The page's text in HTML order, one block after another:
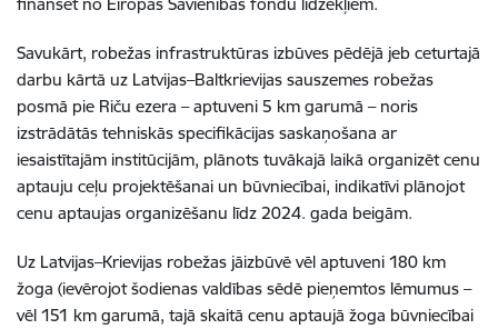
Savukārt, robežas infrastruktūras izbūves pēdējā jeb ceturtajā
darbu kārtā uz Latvijas–Baltkrievijas sauszemes robežas
posmā pie Riču ezera – aptuveni 5 km garumā – noris
izstrādātās tehniskās specifikācijas saskaņošana ar
iesaistītajām institūcijām, plānots tuvākajā laikā organizēt cenu
aptauju ceļu projektēšanai un būvniecībai, indikatīvi plānojot
cenu aptaujas organizēšanu līdz 2024. gada beigām.
Uz Latvijas–Krievijas robežas jāizbūvē vēl aptuveni 180 km
žoga (ievērojot šodienas valdības sēdē pieņemtos lēmumus –
vēl 151 km garumā, tajā skaitā cenu aptaujā žoga būvniecībai